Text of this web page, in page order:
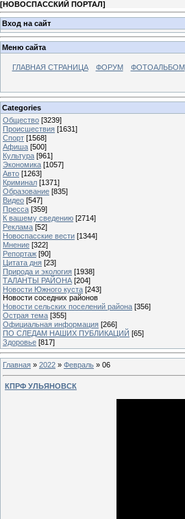
[НОВОСПАССКИЙ ПОРТАЛ]
Вход на сайт
Меню сайта
ГЛАВНАЯ СТРАНИЦА ФОРУМ ФОТОАЛЬБОМ
Categories
Общество [3239]
Происшествия [1631]
Спорт [1568]
Афиша [500]
Культура [961]
Экономика [1057]
Авто [1263]
Криминал [1371]
Образование [835]
Видео [547]
Пресса [359]
К вашему сведению [2714]
Реклама [52]
Новоспасские вести [1344]
Мнение [322]
Репортаж [90]
Цитата дня [23]
Природа и экология [1938]
ТАЛАНТЫ РАЙОНА [204]
Новости Южного куста [243]
Новости соседних районов
Новости сельских поселений района [356]
Острая тема [355]
Официальная информация [266]
ПО СЛЕДАМ НАШИХ ПУБЛИКАЦИЙ [65]
Здоровье [817]
Главная » 2022 » Февраль » 06
КПРФ УЛЬЯНОВСК